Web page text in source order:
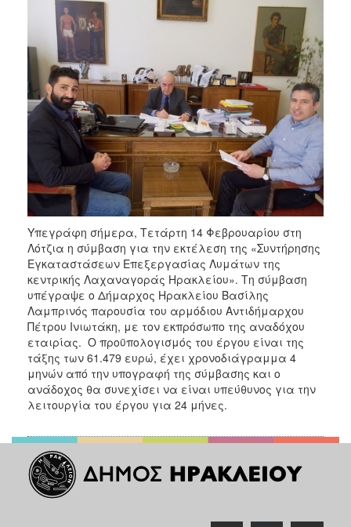
2013
2012
2011
2010
2006
ΤΟΠΟΣ
ΠΟΛΙΤΙΣΜΟΣ
ΑΝΘΕΚΤΙΚΗ
ΠΟΛΗ
Υπεγράφη σήμερα, Τετάρτη 14 Φεβρουαρίου στη
Λότζια η σύμβαση για την εκτέλεση της «Συντήρησης
Εγκαταστάσεων Επεξεργασίας Λυμάτων της
κεντρικής Λαχαναγοράς Ηρακλείου». Τη σύμβαση
υπέγραψε ο Δήμαρχος Ηρακλείου Βασίλης
Λαμπρινός παρουσία του αρμόδιου Αντιδήμαρχου
Πέτρου Ινιωτάκη, με τον εκπρόσωπο της αναδόχου
εταιρίας. Ο προϋπολογισμός του έργου είναι της
τάξης των 61.479 ευρώ, έχει χρονοδιάγραμμα 4
μηνών από την υπογραφή της σύμβασης και ο
ανάδοχος θα συνεχίσει να είναι υπεύθυνος για την
λειτουργία του έργου για 24 μήνες.